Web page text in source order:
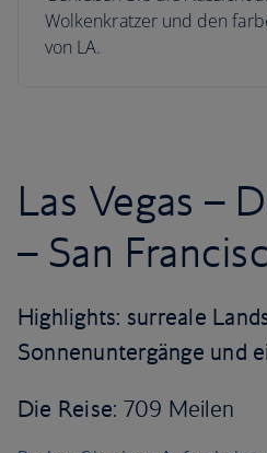
Wolkenkratzer und den
von LA.
Las Vegas –
– San
Highlights: surreale
Sonnenuntergänge und
Die Reise: 709 Meilen